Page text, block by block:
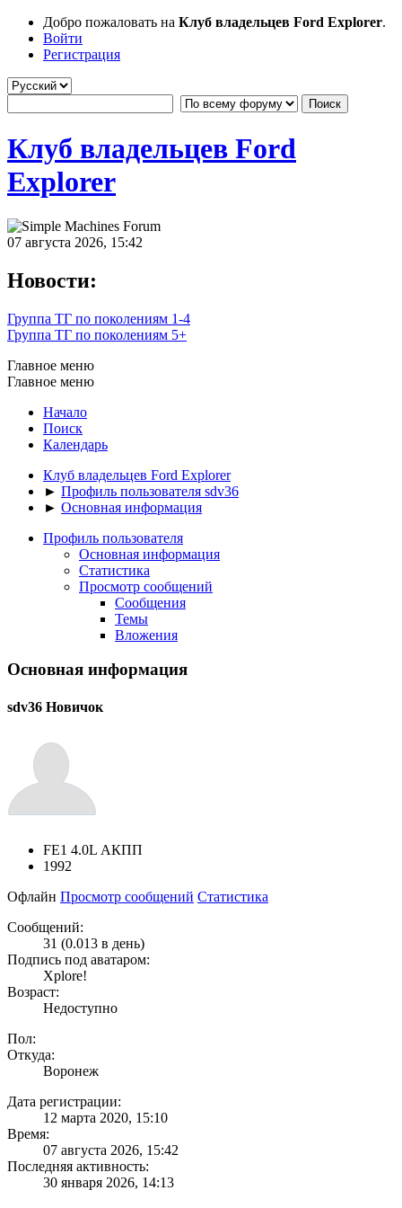
Добро пожаловать на Клуб владельцев Ford Explorer.
Войти
Регистрация
Клуб владельцев Ford
Explorer
07 августа 2026, 15:42
Новости:
Группа ТГ по поколениям 1-4
Группа ТГ по поколениям 5+
Главное меню
Главное меню
Начало
Поиск
Календарь
Клуб владельцев Ford Explorer
► Профиль пользователя sdv36
► Основная информация
Профиль пользователя
Основная информация
Статистика
Просмотр сообщений
Сообщения
Темы
Вложения
Основная информация
sdv36 Новичок
FE1 4.0L АКПП
1992
Офлайн Просмотр сообщений Статистика
Сообщений:
31 (0.013 в день)
Подпись под аватаром:
Xplore!
Возраст:
Недоступно
Пол:
Откуда:
Воронеж
Дата регистрации:
12 марта 2020, 15:10
Время:
07 августа 2026, 15:42
Последняя активность:
30 января 2026, 14:13